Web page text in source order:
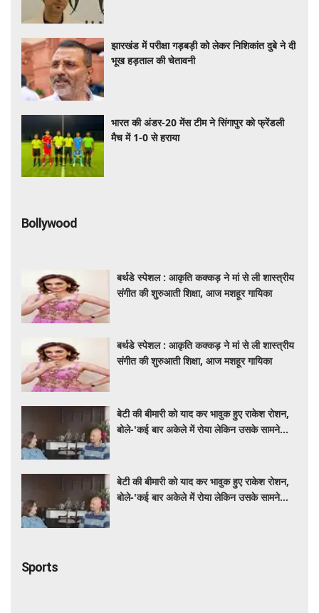
झारखंड में परीक्षा गड़बड़ी को लेकर निशिकांत दुबे ने दी
भूख हड़ताल की चेतावनी
भारत की अंडर-20 मेंस टीम ने सिंगापुर को फ्रेंडली
मैच में 1-0 से हराया
Bollywood
बर्थडे स्पेशल : आकृति कक्कड़ ने मां से ली शास्त्रीय
संगीत की शुरुआती शिक्षा, आज मशहूर गायिका
बर्थडे स्पेशल : आकृति कक्कड़ ने मां से ली शास्त्रीय
संगीत की शुरुआती शिक्षा, आज मशहूर गायिका
बेटी की बीमारी को याद कर भावुक हुए राकेश रोशन,
बोले-'कई बार अकेले में रोया लेकिन उसके सामने
बेटी की बीमारी को याद कर भावुक हुए राकेश रोशन,
बोले-'कई बार अकेले में रोया लेकिन उसके सामने
Sports